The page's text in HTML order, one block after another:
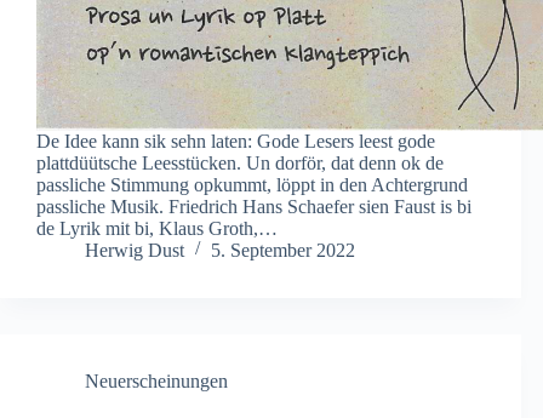
De Idee kann sik sehn laten: Gode Lesers leest gode
plattdüütsche Leesstücken. Un dorför, dat denn ok de
passliche Stimmung opkummt, löppt in den Achtergrund
passliche Musik. Friedrich Hans Schaefer sien Faust is bi
de Lyrik mit bi, Klaus Groth,…
Herwig Dust
5. September 2022
Neuerscheinungen